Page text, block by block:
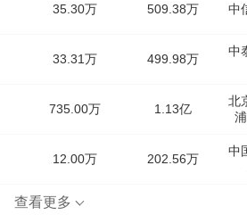
35.30万 509.38万 中
33.31万 499.98万
中
735.00万 1.13亿
北
12.00万 202.56万
中
查看更多